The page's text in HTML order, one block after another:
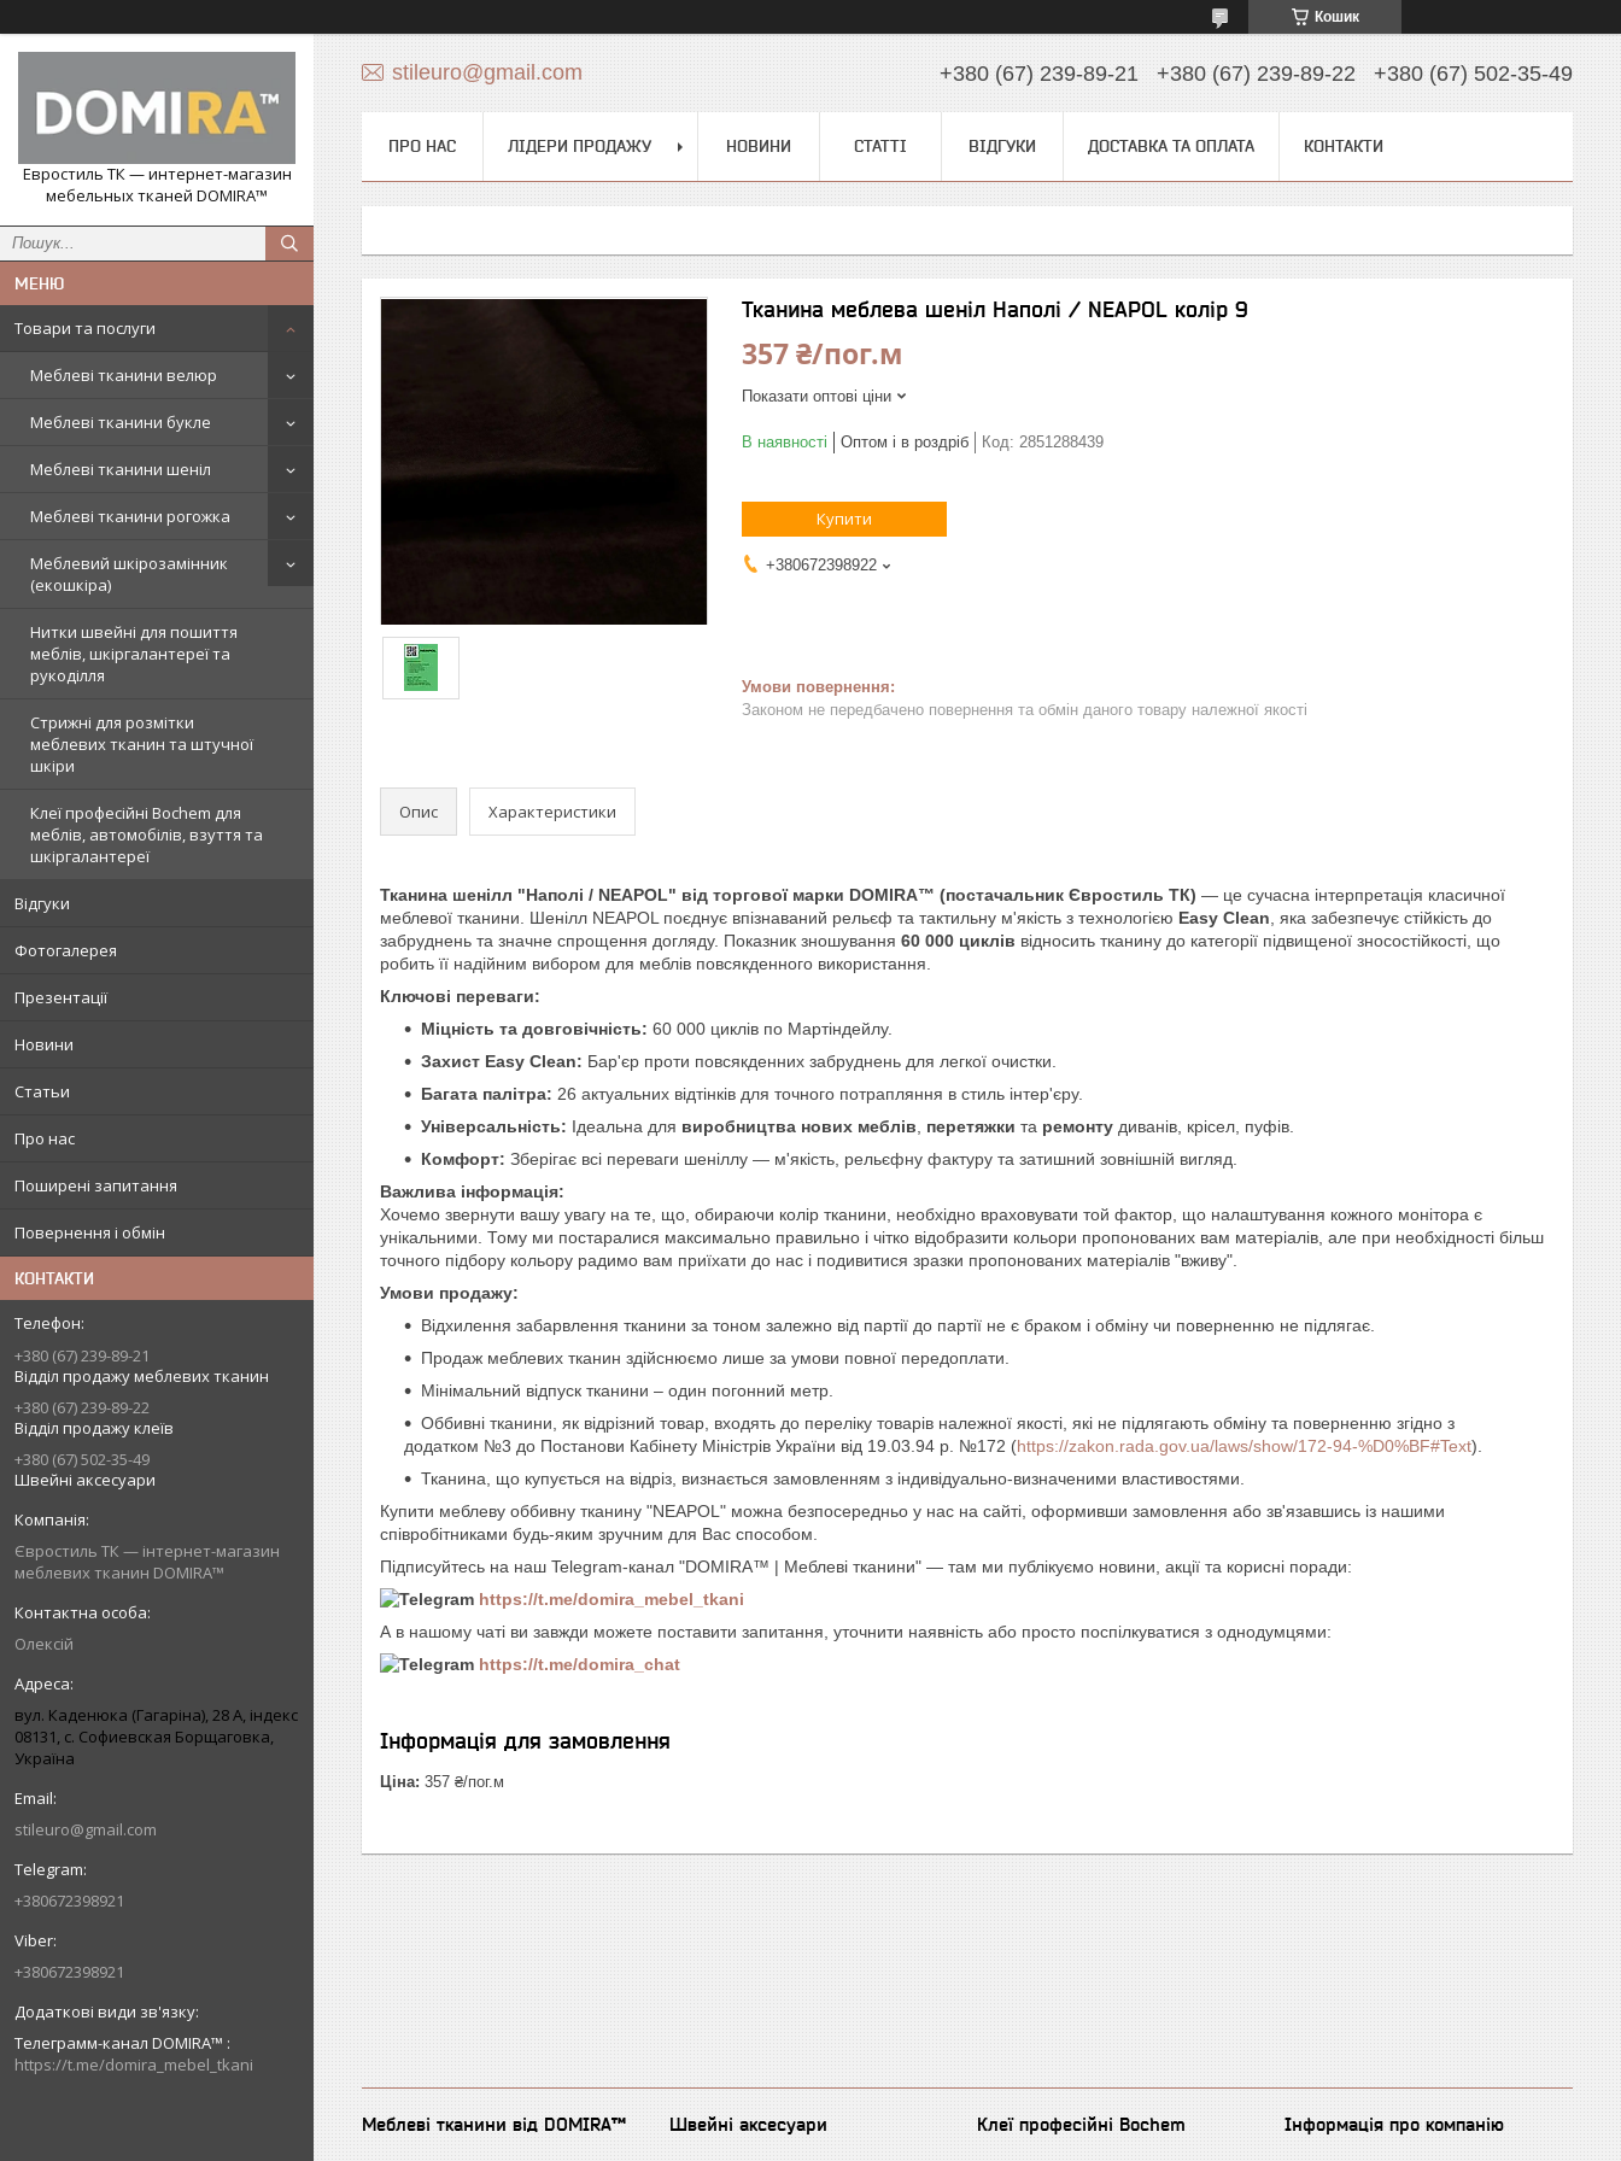
Кошик
Евростиль ТК — интернет-магазин
мебельных тканей DOMIRA™
Товари та послуги
Меблеві тканини велюр
Меблеві тканини букле
Меблеві тканини шеніл
Меблеві тканини рогожка
Меблевий шкірозамінник
(екошкіра)
Нитки швейні для пошиття
меблів, шкіргалантереї та
рукоділля
Стрижні для розмітки
меблевих тканин та штучної
шкіри
Клеї професійні Bochem для
меблів, автомобілів, взуття та
шкіргалантереї
Відгуки
Фотогалерея
Презентації
Новини
Статьи
Про нас
Поширені запитання
Повернення і обмін
КОНТАКТИ
+380 (67) 239-89-21
Відділ продажу меблевих тканин
+380 (67) 239-89-22
Відділ продажу клеїв
+380 (67) 502-35-49
Швейні аксесуари
Євростиль ТК — інтернет-магазин
меблевих тканин DOMIRA™
Олексій
вул. Каденюка (Гагаріна), 28 А, індекс
08131, с. Софиевская Борщаговка,
Україна
stileuro@gmail.com
+380672398921
+380672398921
Телеграмм-канал DOMIRA™
https://t.me/domira_mebel_tkani
stileuro@gmail.com +380 (67) 239-89-21 +380 (67) 239-89-22 +380 (67) 502-35-49
ПРО НАС ЛІДЕРИ ПРОДАЖУ НОВИНИ СТАТТІ ВІДГУКИ ДОСТАВКА ТА ОПЛАТА КОНТАКТИ
Тканина меблева шеніл Наполі / NEAPOL колір 9
357 ₴/пог.м
Показати оптові ціни
В наявності Оптом і в роздріб Код: 2851288439
Купити
+380672398922
Законом не передбачено повернення та обмін даного товару належної якості
Опис Характеристики
Тканина шенілл "Наполі / NEAPOL" від торгової марки DOMIRA™ (постачальник Євростиль ТК) — це сучасна інтерпретація класичної
меблевої тканини. Шенілл NEAPOL поєднує впізнаваний рельєф та тактильну м'якість з технологією Easy Clean , яка забезпечує стійкість до
забруднень та значне спрощення догляду. Показник зношування 60 000 циклів відносить тканину до категорії підвищеної зносостійкості, що
робить її надійним вибором для меблів повсякденного використання.
Ключові переваги:
Міцність та довговічність: 60 000 циклів по Мартіндейлу.
Захист Easy Clean: Бар'єр проти повсякденних забруднень для легкої очистки.
Багата палітра: 26 актуальних відтінків для точного потрапляння в стиль інтер'єру.
Універсальність: Ідеальна для виробництва нових меблів перетяжки та ремонту диванів, крісел, пуфів.
Комфорт: Зберігає всі переваги шеніллу — м'якість, рельєфну фактуру та затишний зовнішній вигляд.
Важлива інформація:
Хочемо звернути вашу увагу на те, що, обираючи колір тканини, необхідно враховувати той фактор, що налаштування кожного монітора є
унікальними. Тому ми постаралися максимально правильно і чітко відобразити кольори пропонованих вам матеріалів, але при необхідності більш
точного підбору кольору радимо вам приїхати до нас і подивитися зразки пропонованих матеріалів "вживу".
Умови продажу:
Відхилення забарвлення тканини за тоном залежно від партії до партії не є браком і обміну чи поверненню не підлягає.
Продаж меблевих тканин здійснюємо лише за умови повної передоплати.
Мінімальний відпуск тканини – один погонний метр.
Оббивні тканини, як відрізний товар, входять до переліку товарів належної якості, які не підлягають обміну та поверненню згідно з
додатком №3 до Постанови Кабінету Міністрів України від 19.03.94 р. №172 (https://zakon.rada.gov.ua/laws/show/172-94-%D0%BF#Text).
Тканина, що купується на відріз, визнається замовленням з індивідуально-визначеними властивостями.
Купити меблеву оббивну тканину "NEAPOL" можна безпосередньо у нас на сайті, оформивши замовлення або зв'язавшись із нашими
співробітниками будь-яким зручним для Вас способом.
Підписуйтесь на наш Telegram-канал "DOMIRA™ | Меблеві тканини" — там ми публікуємо новини, акції та корисні поради:
https://t.me/domira_mebel_tkani
А в нашому чаті ви завжди можете поставити запитання, уточнити наявність або просто поспілкуватися з однодумцями:
https://t.me/domira_chat
Інформація для замовлення
Ціна: 357 ₴/пог.м
Меблеві тканини від DOMIRA™ Швейні аксесуари Клеї професійні Bochem Інформація про компанію